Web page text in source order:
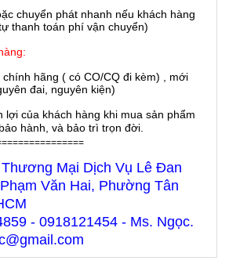
chuyển phát nhanh nếu khách hàng
thanh toán phí vận chuyển)
hãng ( có CO/CQ đi kèm) , mới
đai, nguyên kiện)
lợi của khách hàng khi mua sản phẩm
hành, và bảo trì trọn đời.
Mại Dịch Vụ Lê Đan
Văn Hai, Phường Tân
- 0918121454 - Ms. Ngọc.